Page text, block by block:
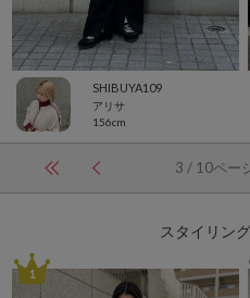
SHIBUYA109
アリサ
156cm
3 / 10ペー
スタイリン
1